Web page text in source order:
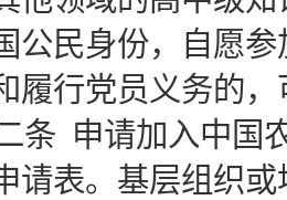
公民身份，自愿
履行党员义务的
条 申请加入中国
请表。基层组织